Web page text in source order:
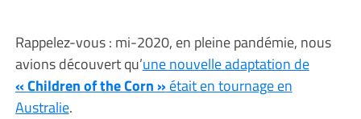
Rappelez-vous : mi-2020, en pleine pandémie, nous
avions découvert qu’une nouvelle adaptation de
« Children of the Corn »était en tournage en
Australie.